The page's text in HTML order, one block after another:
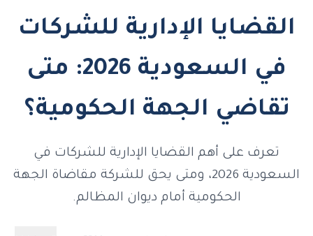
القضايا الإدارية للشركات
في السعودية 2026: متى
تقاضي الجهة الحكومية؟
تعرف على أهم القضايا الإدارية للشركات في
السعودية 2026، ومتى يحق للشركة مقاضاة الجهة
الحكومية أمام ديوان المظالم.